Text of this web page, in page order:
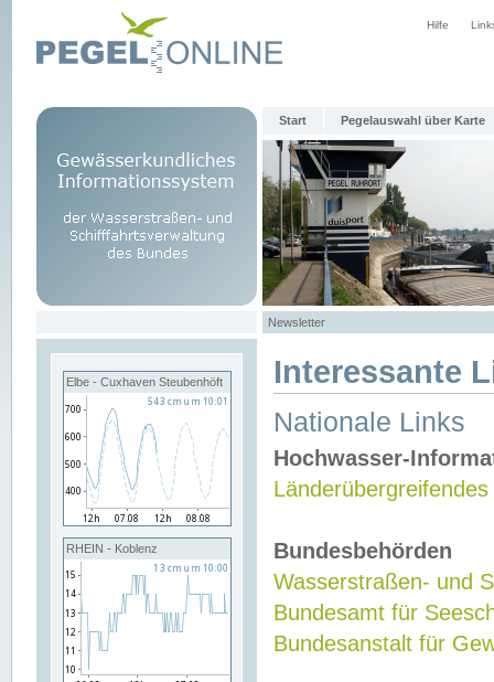
Hilfe
Start Pegelauswahl über Karte
Newsletter
Elbe - Cuxhaven Steubenhöft
RHEIN - Koblenz
Interessante
Nationale Links
Hochwasser-
Bundesbehörden
Wasserstraßen- und
Bundesamt für
Bundesanstalt für